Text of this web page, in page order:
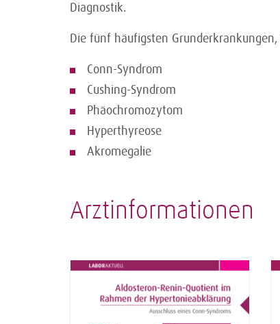
Diagnostik.
Die fünf häufigsten
Conn-Syndrom
Cushing-Syndrom
Phäochromozytom
Hyperthyreose
Akromegalie
Arztinformationen